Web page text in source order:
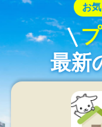
お
最新